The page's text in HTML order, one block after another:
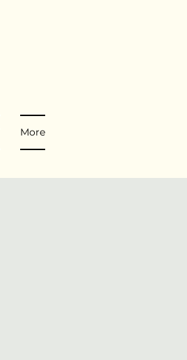
More